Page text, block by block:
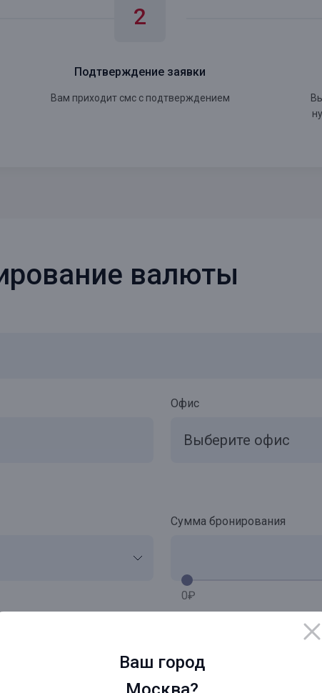
Ваш город
Подтверждение заявки
Вам приходит смс с подтверждением
валюты
Офис
Сумма бронирования
0₽
данных